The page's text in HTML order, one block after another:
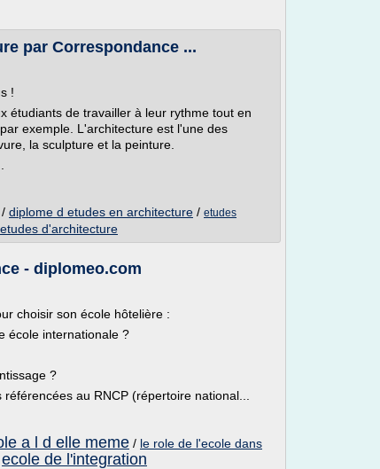
par Correspondance ...
!
étudiants de travailler à leur rythme tout en
exemple. L'architecture est l'une des
la sculpture et la peinture.
/ diplome d etudes en architecture / etudes
etudes d'architecture
- diplomeo.com
choisir son école hôtelière :
école internationale ?
?
au RNCP (répertoire national...
a l d elle meme / le role de l'ecole dans
ecole de l'integration